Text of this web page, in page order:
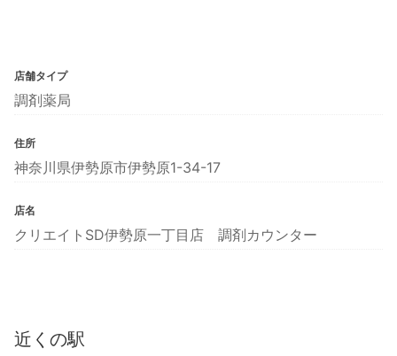
店舗タイプ
調剤薬局
住所
神奈川県伊勢原市伊勢原1-34-17
店名
クリエイトSD伊勢原一丁目店 調剤カウンター
近くの駅